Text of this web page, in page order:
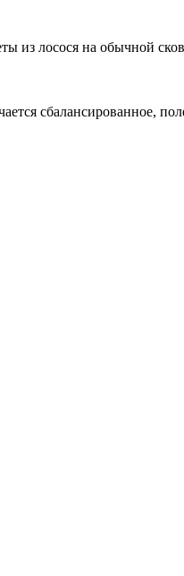
из лосося на обычной
сбалансированное,